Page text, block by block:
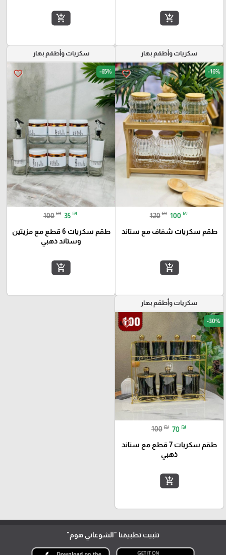
add_shopping_cart
add_shopping_cart
سكريات وأطقم بهار
favorite_border -16%
120 ₪ 100 ₪
طقم سكريات شفاف مع ستاند
add_shopping_cart
سكريات وأطقم بهار
favorite_border -65%
100 ₪ 35 ₪
طقم سكريات 6 قطع مع مزيتين
وستاند ذهبي
add_shopping_cart
سكريات وأطقم بهار
favorite_border -30%
100 ₪ 70 ₪
طقم سكريات 7 قطع مع ستاند
ذهبي
add_shopping_cart
تثبيت تطبيقنا "الشوعاني هوم"